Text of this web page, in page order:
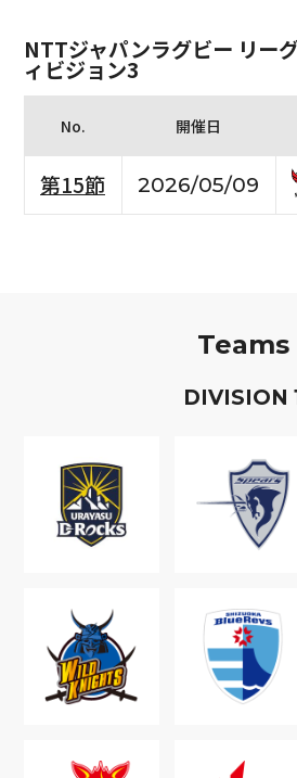
NTTジャパンラグビー リー
ィビジョン3
No. 開催日
第15節 2026/05/09
Teams
DIVISION